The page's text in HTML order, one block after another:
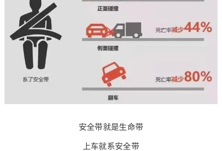
安全带就是生命带
上车就系安全带